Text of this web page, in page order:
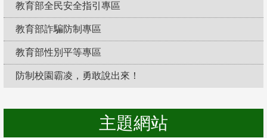
教育部全民安全指引專區
教育部詐騙防制專區
教育部性別平等專區
防制校園霸凌，勇敢說出來！
主題網站